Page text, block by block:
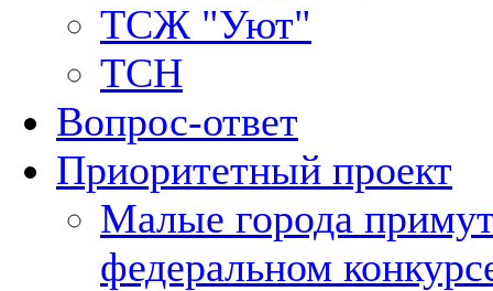
ТСЖ "Уют"
ТСН
Вопрос-ответ
Приоритетный проект
Малые города
федеральном